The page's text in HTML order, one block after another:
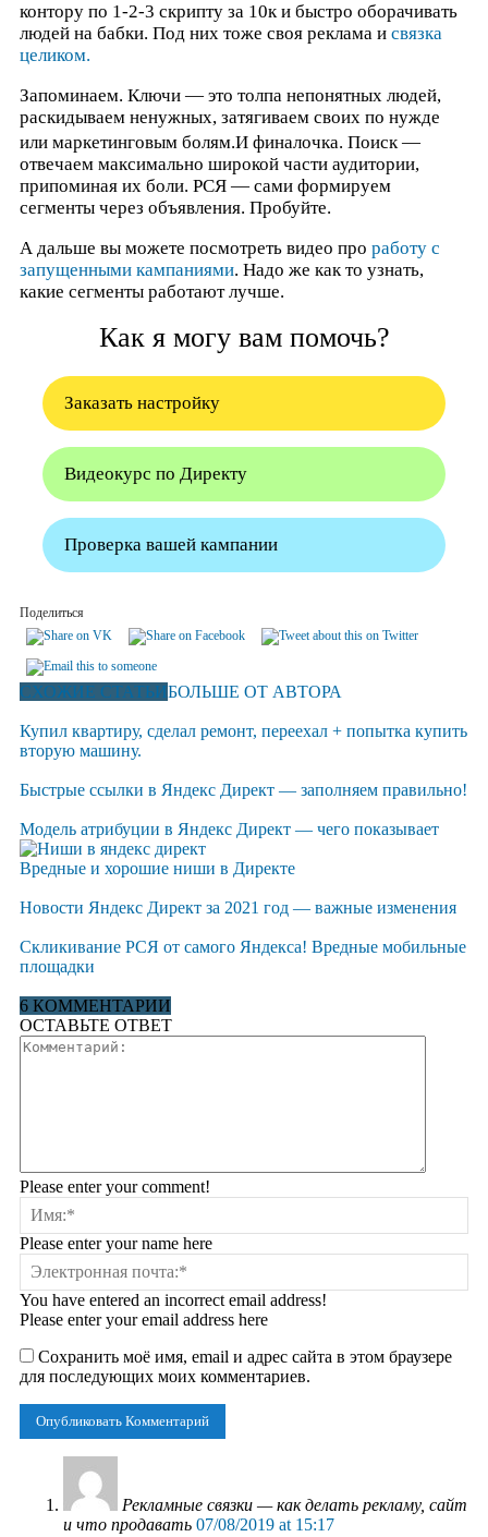
контору по 1-2-3 скрипту за 10к и быстро оборачивать
людей на бабки. Под них тоже своя реклама и связка
целиком.
Запоминаем. Ключи — это толпа непонятных людей,
раскидываем ненужных, затягиваем своих по нужде
или маркетинговым болям.И финалочка. Поиск —
отвечаем максимально широкой части аудитории,
припоминая их боли. РСЯ — сами формируем
сегменты через объявления. Пробуйте.
А дальше вы можете посмотреть видео про работу с
запущенными кампаниями. Надо же как то узнать,
какие сегменты работают лучше.
Как я могу вам помочь?
Заказать настройку
Видеокурс по Директу
Проверка вашей кампании
Поделиться
СХОЖИЕ СТАТЬИБОЛЬШЕ ОТ АВТОРА
Купил квартиру, сделал ремонт, переехал + попытка купить
вторую машину.
Быстрые ссылки в Яндекс Директ — заполняем правильно!
Модель атрибуции в Яндекс Директ — чего показывает
Вредные и хорошие ниши в Директе
Новости Яндекс Директ за 2021 год — важные изменения
Скликивание РСЯ от самого Яндекса! Вредные мобильные
площадки
6 КОММЕНТАРИИ
ОСТАВЬТЕ ОТВЕТ
Please enter your comment!
Please enter your name here
You have entered an incorrect email address!
Please enter your email address here
Сохранить моё имя, email и адрес сайта в этом браузере
для последующих моих комментариев.
Рекламные связки — как делать рекламу, сайт
и что продавать 07/08/2019 at 15:17